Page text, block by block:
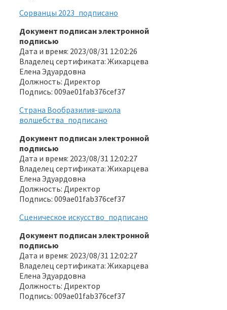
Сорванцы 2023_подписано
Документ подписан электронной
подписью
Дата и время: 2023/08/31 12:02:26
Владелец сертификата: Жихарцева
Елена Эдуардовна
Должность: Директор
Подпись: 009ae01fab376cef37
Страна Вообразилия-школа
волшебства_подписано
Документ подписан электронной
подписью
Дата и время: 2023/08/31 12:02:27
Владелец сертификата: Жихарцева
Елена Эдуардовна
Должность: Директор
Подпись: 009ae01fab376cef37
Сценическое искусство_подписано
Документ подписан электронной
подписью
Дата и время: 2023/08/31 12:02:27
Владелец сертификата: Жихарцева
Елена Эдуардовна
Должность: Директор
Подпись: 009ae01fab376cef37